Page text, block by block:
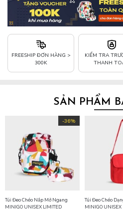
FREESHIP ĐƠN HÀNG >
300K
KIỂM TRA
THANH
SẢN PHẨM
-36%
Túi Đeo Chéo Nắp Mở Ngang
MINIGO UNISEX LIMITED
Túi Đeo Chéo
MINIGO UNISEX